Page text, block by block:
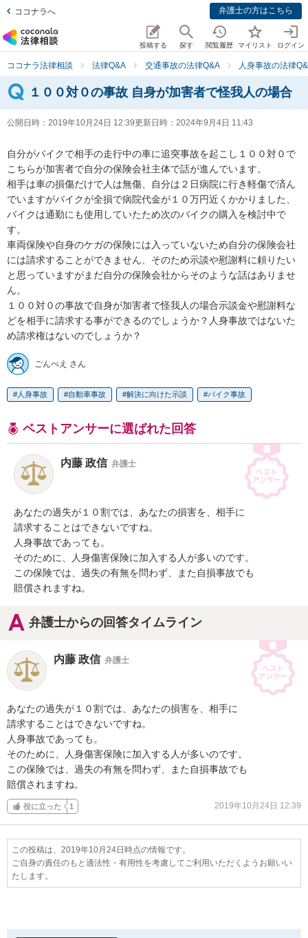
ココナラへ 弁護士の方はこちら
投稿する 探す 閲覧履歴 マイリスト ログイン
ココナラ法律相談 法律Q&A 交通事故の法律Q&A 人身事故の法律
１００対０の事故 自身が加害者で怪我人の場合
公開日時： 2019年10月24日 12:39更新日時： 2024年9月4日 11:43
自分がバイクで相手の走行中の車に追突事故を起こし１００対０で
こちらが加害者で自分の保険会社主体で話が進んでいます。
相手は車の損傷だけで人は無傷、自分は２日病院に行き軽傷で済ん
でいますがバイクが全損で病院代金が１０万円近くかかりました、
バイクは通勤にも使用していたため次のバイクの購入を検討中で
す。
車両保険や自身のケガの保険には入っていないため自分の保険会社
には請求することができません、そのため示談や慰謝料に頼りたい
と思っていますがまだ自分の保険会社からそのような話はありませ
ん。
１００対０の事故で自身が加害者で怪我人の場合示談金や慰謝料な
どを相手に請求する事ができるのでしょうか？人身事故ではないた
め請求権はないのでしょうか？
ごんべえ さん
人身事故 自動車事故 解決に向けた示談 バイク事故
ベストアンサーに選ばれた回答
内藤 政信 弁護士
あなたの過失が１０割では、あなたの損害を、相手に
請求することはできないですね。
人身事故であっても。
そのために、人身傷害保険に加入する人が多いのです。
この保険では、過失の有無を問わず、また自損事故でも
賠償されますね。
弁護士からの回答タイムライン
内藤 政信 弁護士
あなたの過失が１０割では、あなたの損害を、相手に
請求することはできないですね。
人身事故であっても。
そのために、人身傷害保険に加入する人が多いのです。
この保険では、過失の有無を問わず、また自損事故でも
賠償されますね。
役に立った 1 2019年10月24日 12:39
この投稿は、2019年10月24日時点の情報です。
ご自身の責任のもと適法性・有用性を考慮してご利用いただくようお願いい
たします。